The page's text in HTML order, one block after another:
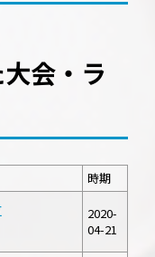
会・ラ
時期
2020-
04-21